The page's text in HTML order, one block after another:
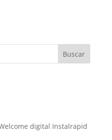
digital Instalrapid